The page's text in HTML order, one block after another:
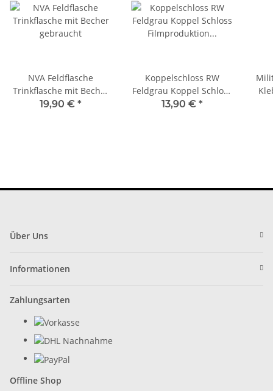
NVA Feldflasche
Trinkflasche mit Becher
gebraucht
19,90 € *
Koppelschloss RW
Feldgrau Koppel Schloss
Filmproduktion erster
13,90 € *
Über Uns
Informationen
Zahlungsarten
Offline Shop